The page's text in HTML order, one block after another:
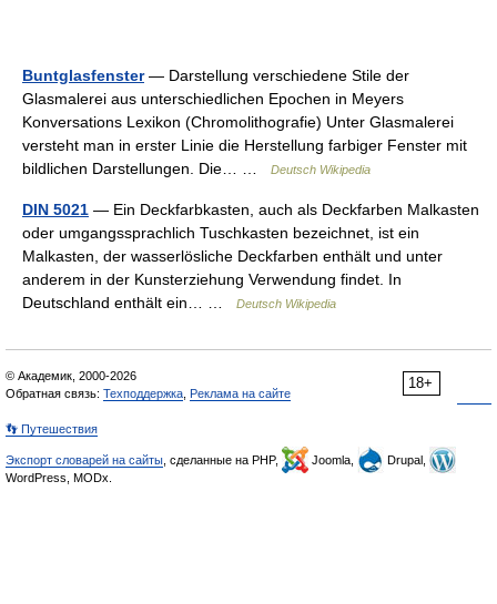
Buntglasfenster— Darstellung verschiedene Stile der
Glasmalerei aus unterschiedlichen Epochen in Meyers
Konversations Lexikon (Chromolithografie) Unter Glasmalerei
versteht man in erster Linie die Herstellung farbiger Fenster mit
bildlichen Darstellungen. Die… …
Deutsch Wikipedia
DIN 5021 — Ein Deckfarbkasten, auch als Deckfarben Malkasten
oder umgangssprachlich Tuschkasten bezeichnet, ist ein
Malkasten, der wasserlösliche Deckfarben enthält und unter
anderem in der Kunsterziehung Verwendung findet. In
Deutschland enthält ein… …
Deutsch Wikipedia
18+
© Академик, 2000-2026
Обратная связь: Техподдержка Реклама на сайте
👣 Путешествия
Экспорт словарей на сайты , сделанные на PHP, Joomla,
Drupal,
WordPress, MODx.